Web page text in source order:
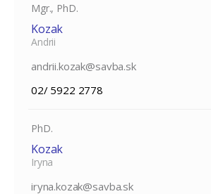
Mgr., PhD.
Kozak
Andrii
andrii.kozak@savba.sk
02/ 5922 2778
PhD.
Kozak
Iryna
iryna.kozak@savba.sk